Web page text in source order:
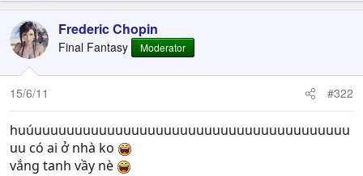
Frederic Chopin
Final Fantasy Moderator
15/6/11 #322
huúuuuuuuuuuuuuuuuuuuuuuuuuuuuuuuuuuuuuuuu
uu có ai ở nhà ko
vắng tanh vầy nè